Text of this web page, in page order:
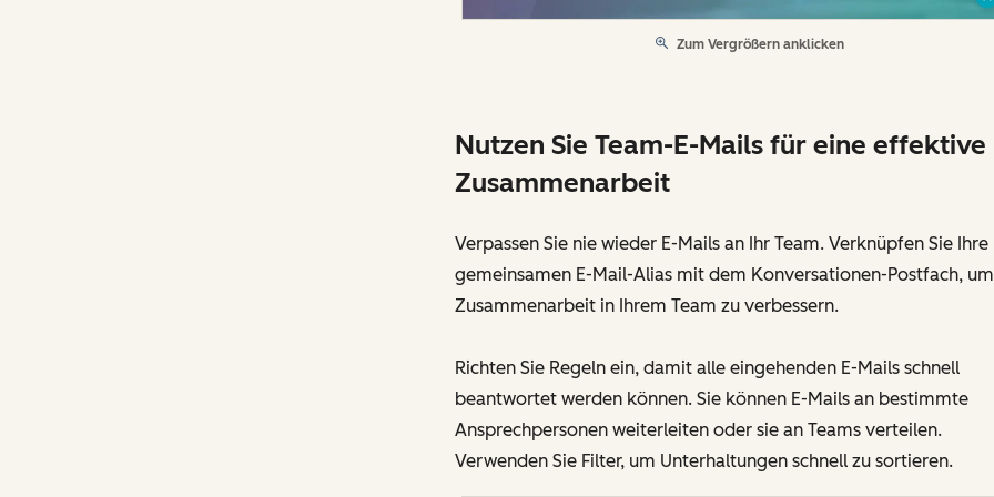
Zum Vergrößern anklicken
Nutzen Sie Team-E-Mails für eine effektive
Zusammenarbeit
Verpassen Sie nie wieder E-Mails an Ihr Team. Verknüpfen Sie Ihre
gemeinsamen E-Mail-Alias mit dem Konversationen-Postfach,
Zusammenarbeit in Ihrem Team zu verbessern.
Richten Sie Regeln ein, damit alle eingehenden E-Mails schnell
beantwortet werden können. Sie können E-Mails an bestimmte
Ansprechpersonen weiterleiten oder sie an Teams verteilen.
Verwenden Sie Filter, um Unterhaltungen schnell zu sortieren.